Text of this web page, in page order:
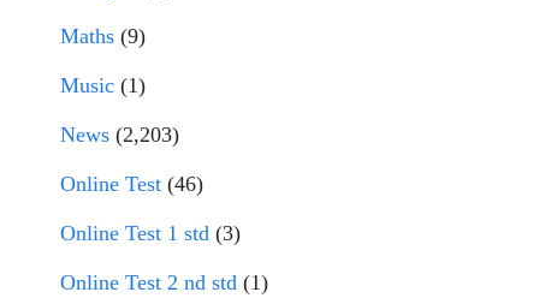
Maths (9)
Music (1)
News (2,203)
Online Test (46)
Online Test 1 std (3)
Online Test 2 nd std (1)